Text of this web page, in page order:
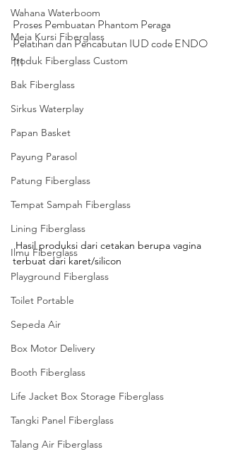
Wahana Waterboom
Meja Kursi Fiberglass
Produk Fiberglass Custom
Bak Fiberglass
Sirkus Waterplay
Papan Basket
Payung Parasol
Patung Fiberglass
Tempat Sampah Fiberglass
Lining Fiberglass
Ilmu Fiberglass
Playground Fiberglass
Toilet Portable
Sepeda Air
Box Motor Delivery
Booth Fiberglass
Life Jacket Box Storage Fiberglass
Tangki Panel Fiberglass
Talang Air Fiberglass
Proses Pembuatan Phantom Peraga
Pelatihan dan Pencabutan IUD code ENDO
111
Hasil produksi dari cetakan berupa vagina
terbuat dari karet/silicon